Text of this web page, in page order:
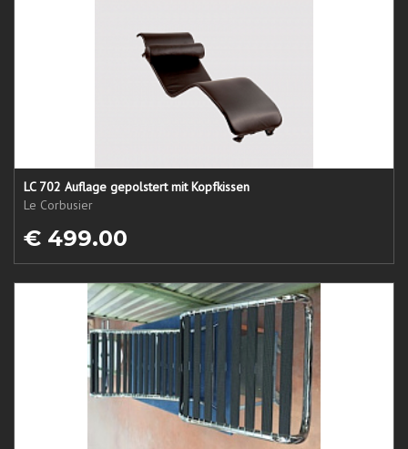
LC 702 Auflage gepolstert mit Kopfkissen
Le Corbusier
€ 499.00